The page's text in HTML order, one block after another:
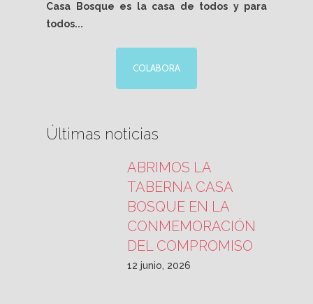
Casa Bosque es la casa de todos y para
todos...
COLABORA
Últimas noticias
ABRIMOS LA
TABERNA CASA
BOSQUE EN LA
CONMEMORACIÓN
DEL COMPROMISO
12 junio, 2026